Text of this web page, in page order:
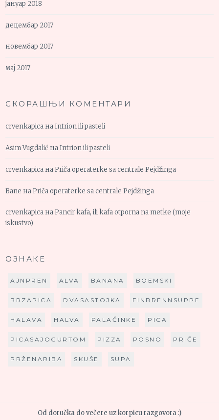
јануар 2018
децембар 2017
новембар 2017
мај 2017
СКОРАШЊИ КОМЕНТАРИ
crvenkapica наIntrion ili pasteli
Asim Vugdalić наIntrion ili pasteli
crvenkapica наPriča operaterke sa centrale Pejdžinga
Bane наPriča operaterke sa centrale Pejdžinga
crvenkapica наPancir kafa, ili kafa otporna na metke (moje
iskustvo)
ОЗНАКЕ
AJNPREN ALVA BANANA BOEMSKI
BRZAPICA DVASASTOJKA EINBRENNSUPPE
HALAVA HALVA PALAČINKE PICA
PICASAJOGURTOM PIZZA POSNO PRIČE
PRŽENARIBA SKUŠE SUPA
Od doručka do večere uz korpicu razgovora :)